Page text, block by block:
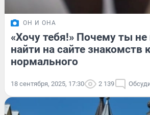
ОН И ОНА
«Хочу тебя!» Почему ты
найти на сайте знакомств
нормального
18 сентября, 2025, 17:30 2 139